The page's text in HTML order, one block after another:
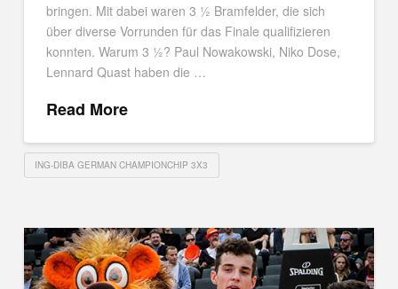
bringen. Mit dabei waren 3 ½ Bramfelder, die sich
über diverse Vorrunden für das Finale qualifizieren
konnten. Warum 3 ½? Paul Nowakowski, Niko Dose,
Lennard Quast haben die …
Read More
ING-DIBA GERMAN CHAMPIONCHIP 3X3